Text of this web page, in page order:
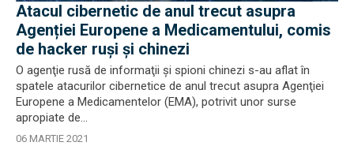
Atacul cibernetic de anul trecut asupra
Agenției Europene a Medicamentului, comis
de hacker ruși și chinezi
O agenţie rusă de informaţii şi spioni chinezi s-au aflat în
spatele atacurilor cibernetice de anul trecut asupra Agenţiei
Europene a Medicamentelor (EMA), potrivit unor surse
apropiate de...
06 MARTIE 2021